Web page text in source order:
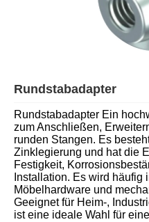
Rundstabadapter
Rundstabadapter Ein
zum Anschließen,
runden Stangen. Es
Zinklegierung und hat die
Festigkeit,
Installation. Es wird häufig
Möbelhardware und
Geeignet für Heim-,
ist eine ideale Wahl für